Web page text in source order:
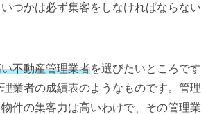
つかは必ず集客をしなければならない
不動産管理業者を選びたいところです
業者の成績表のようなものです。管理
件の集客力は高いわけで、その管理業